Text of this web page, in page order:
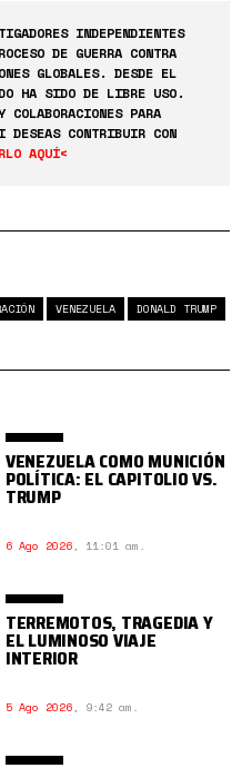
INDEPENDIENTES
DE GUERRA CONTRA
GLOBALES. DESDE EL
HA SIDO DE LIBRE USO.
COLABORACIONES PARA
DESEAS CONTRIBUIR CON
AQUÍ<
VENEZUELA
DONALD TRUMP
VENEZUELA COMO MUNICIÓN
POLÍTICA: EL CAPITOLIO VS.
TRUMP
6 Ago 2026, 11:01 am.
TERREMOTOS, TRAGEDIA Y
EL LUMINOSO VIAJE
INTERIOR
5 Ago 2026, 9:42 am.